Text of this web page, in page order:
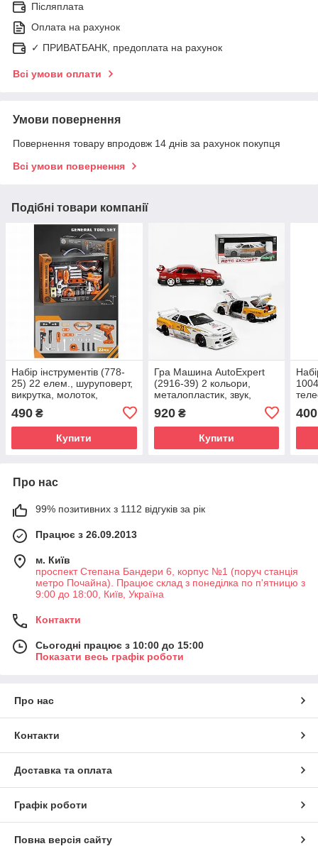
Післяплата
Оплата на рахунок
✓ ПРИВАТБАНК, предоплата на рахунок
Всі умови оплати
Умови повернення
Повернення товару впродовж 14 днів за рахунок покупця
Всі умови повернення
Подібні товари компанії
Набір інструментів (778-
25) 22 елем., шуруповерт,
викрутка, молоток,
настільна гра
490 ₴
Купити
Гра Машина AutoExpert
(2916-39) 2 кольори,
металопластик, звук,
світло, в коробці настільна
гра
920₴
Купити
400
Про нас
99% позитивних з 1112 відгуків за рік
Працює з 26.09.2013
м. Київ
проспект Степана Бандери 6, корпус №1 (поруч станція
метро Почайна). Працює склад з понеділка по п'ятницю з
9:00 до 18:00, Київ, Україна
Контакти
Сьогодні працює з 10:00 до 15:00
Показати весь графік роботи
Про нас
Контакти
Доставка та оплата
Графік роботи
Повна версія сайту